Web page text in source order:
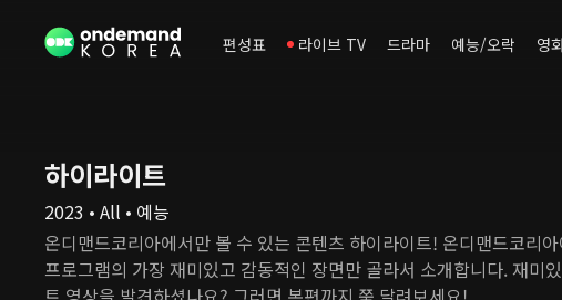
편성표 라이브 TV 드라마 예능/오락 영
하이라이트
2023 • All • 예능
온디맨드코리아에서만 볼 수 있는 콘텐츠 하이라이트! 온디맨드코리
프로그램의 가장 재미있고 감동적인 장면만 골라서 소개합니다. 재미